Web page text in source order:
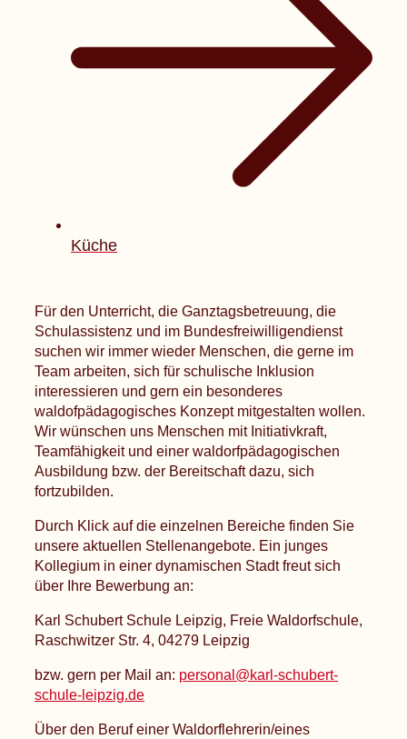
Küche
Für den Unterricht, die Ganztagsbetreuung, die
Schulassistenz und im Bundesfreiwilligendienst
suchen wir immer wieder Menschen, die gerne im
Team arbeiten, sich für schulische Inklusion
interessieren und gern ein besonderes
waldofpädagogisches Konzept mitgestalten wollen.
Wir wünschen uns Menschen mit Initiativkraft,
Teamfähigkeit und einer waldorfpädagogischen
Ausbildung bzw. der Bereitschaft dazu, sich
fortzubilden.
Durch Klick auf die einzelnen Bereiche finden Sie
unsere aktuellen Stellenangebote. Ein junges
Kollegium in einer dynamischen Stadt freut sich
über Ihre Bewerbung an:
Karl Schubert Schule Leipzig, Freie Waldorfschule,
Raschwitzer Str. 4, 04279 Leipzig
bzw. gern per Mail an: personal@karl-schubert-
schule-leipzig.de
Über den Beruf einer Waldorflehrerin/eines